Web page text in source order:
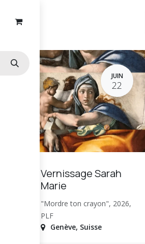
JUIN
22
Vernissage Sarah
Marie
"Mordre ton crayon", 2026,
PLF
Genève, Suisse